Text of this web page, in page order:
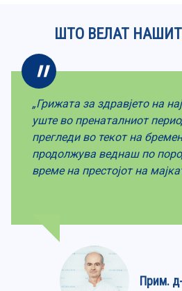
ШТО ВЕЛАТ
„Грижата за здравјето на
уште во пренаталниот
прегледи во текот на
продолжува веднаш по
време на престојот на
Прим.